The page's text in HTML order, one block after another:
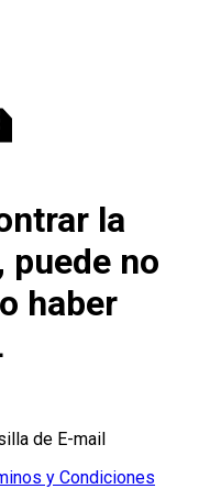
la
puede no
haber
de E-mail
y Condiciones